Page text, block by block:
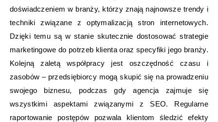
doświadczeniem w branży, którzy znają najnowsze trendy i
techniki związane z optymalizacją stron internetowych.
Dzięki temu są w stanie skutecznie dostosować strategie
marketingowe do potrzeb klienta oraz specyfiki jego branży.
Kolejną zaletą współpracy jest oszczędność czasu i
zasobów – przedsiębiorcy mogą skupić się na prowadzeniu
swojego biznesu, podczas gdy agencja zajmuje się
wszystkimi aspektami związanymi z SEO. Regularne
raportowanie postępów pozwala klientom śledzić efekty